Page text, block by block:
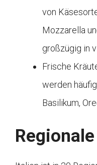
von
Mozzarella
großzügig in
Frische
werden
Basilikum,